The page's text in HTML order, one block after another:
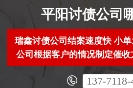
平阳讨债公司
瑞鑫讨债公司结案速度快 小
公司根据客户的情况制定催
137-